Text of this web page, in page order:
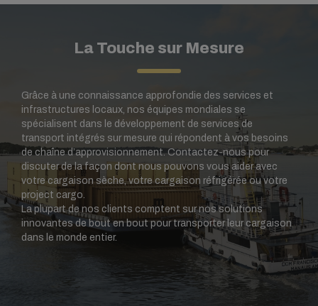
La Touche sur Mesure
Grâce à une connaissance approfondie des services et
infrastructures locaux, nos équipes mondiales se
spécialisent dans le développement de services de
transport intégrés sur mesure qui répondent à vos besoins
de chaîne d’approvisionnement. Contactez-nous pour
discuter de la façon dont nous pouvons vous aider avec
votre cargaison sèche, votre cargaison réfrigérée ou votre
project cargo.
La plupart de nos clients comptent sur nos solutions
innovantes de bout en bout pour transporter leur cargaison
dans le monde entier.